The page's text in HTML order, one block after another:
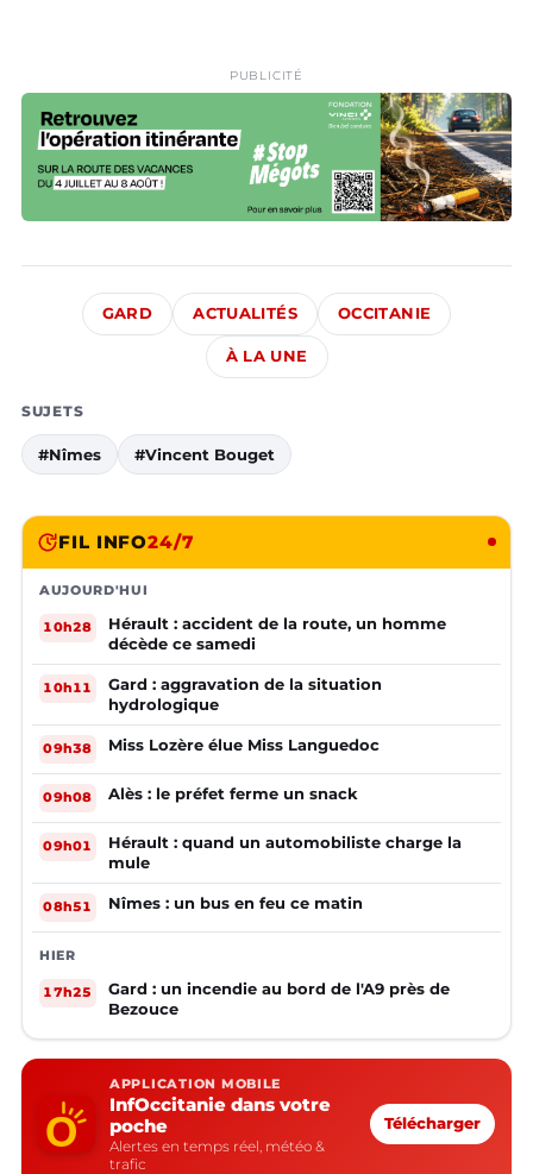
PUBLICITÉ
GARD ACTUALITÉS OCCITANIE
À LA UNE
SUJETS
#Nîmes #Vincent Bouget
FIL INFO24/7
AUJOURD'HUI
10h28
Hérault : accident de la route, un homme
décède ce samedi
10h11
Gard : aggravation de la situation
hydrologique
09h38 Miss Lozère élue Miss Languedoc
09h08 Alès : le préfet ferme un snack
09h01
Hérault : quand un automobiliste charge la
mule
08h51 Nîmes : un bus en feu ce matin
HIER
17h25
Gard : un incendie au bord de l'A9 près de
Bezouce
APPLICATION MOBILE
InfOccitanie dans votre
poche
Alertes en temps réel, météo &
trafic
Télécharger